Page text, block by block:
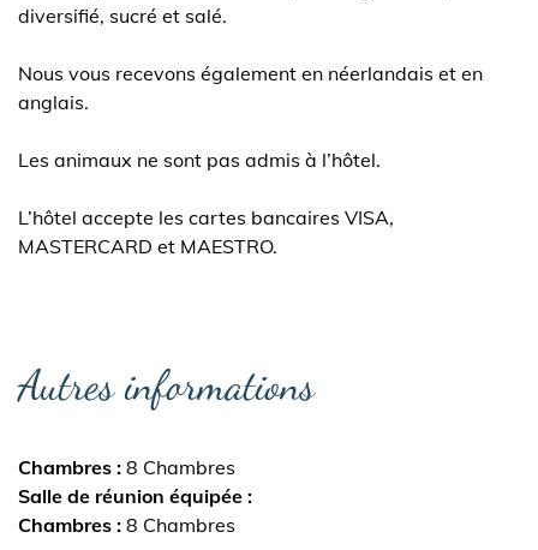
diversifié, sucré et salé.
Nous vous recevons également en néerlandais et en
anglais.
Les animaux ne sont pas admis à l’hôtel.
L’hôtel accepte les cartes bancaires VISA,
MASTERCARD et MAESTRO.
Autres informations
Chambres 8 Chambres
Salle de réunion équipée
Chambres 8 Chambres